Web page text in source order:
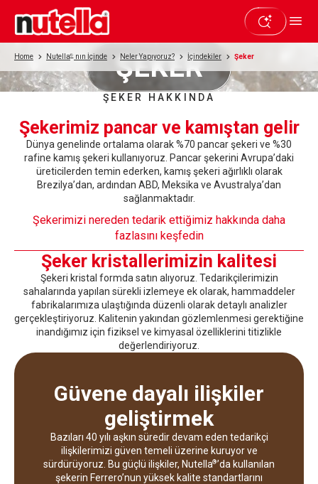
Home Nutella® nın İçinde Neler Yapıyoruz? İçindekiler Şeker
ŞEKER
ŞEKER HAKKINDA
Şekerimiz pancar ve kamıştan gelir
Dünya genelinde ortalama olarak %70 pancar şekeri ve %30
rafine kamış şekeri kullanıyoruz. Pancar şekerini Avrupa’daki
üreticilerden temin ederken, kamış şekeri ağırlıklı olarak
Brezilya’dan, ardından ABD, Meksika ve Avustralya’dan
sağlanmaktadır.
Şekerimizi nereden tedarik ettiğimiz hakkında daha
fazlasını keşfedin
Şeker kristallerimizin kalitesi
Şekeri kristal formda satın alıyoruz. Tedarikçilerimizin
sahalarında yapılan sürekli izlemeye ek olarak, hammaddeler
fabrikalarımıza ulaştığında düzenli olarak detaylı analizler
gerçekleştiriyoruz. Kalitenin yakından gözlemlenmesi gerektiğine
inandığımız için fiziksel ve kimyasal özelliklerini titizlikle
değerlendiriyoruz.
Güvene dayalı ilişkiler
geliştirmek
Bazıları 40 yılı aşkın süredir devam eden tedarikçi
ilişkilerimizi güven temeli üzerine kuruyor ve
sürdürüyoruz. Bu güçlü ilişkiler, Nutella®’da kullanılan
şekerin Ferrero’nun yüksek kalite standartlarını